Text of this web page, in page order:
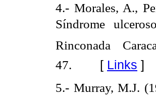
4.- Morales, A.,
Síndrome
Rinconada
47. [ Links ]
5.- Murray, M.J.